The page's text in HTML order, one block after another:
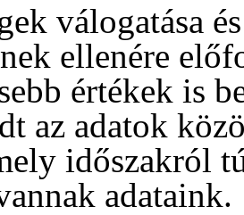
válogatása
ellenére
értékek is
az adatok
időszakról
adataink.